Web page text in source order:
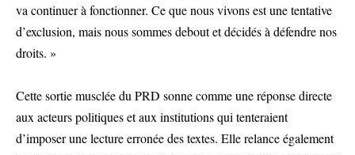
va continuer à fonctionner. Ce que nous vivons est une tentative
d’exclusion, mais nous sommes debout et décidés à défendre nos
droits. »
Cette sortie musclée du PRD sonne comme une réponse directe
aux acteurs politiques et aux institutions qui tenteraient
d’imposer une lecture erronée des textes. Elle relance également